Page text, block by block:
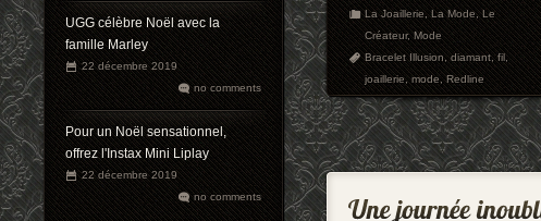
UGG célèbre Noël avec la
famille Marley
22 décembre 2019
no comments
Pour un Noël sensationnel,
offrez l'Instax Mini Liplay
22 décembre 2019
no comments
La Joaillerie,La Mode,Le
Créateur,Mode
Bracelet Illusion,diamant,fil,
joaillerie,mode,Redline